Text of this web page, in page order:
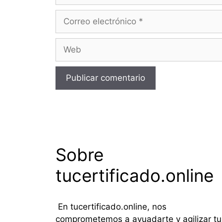
electrónico
Sobre
tucertificado.online
En tucertificado.online, nos
comprometemos a ayuadarte y agilizar